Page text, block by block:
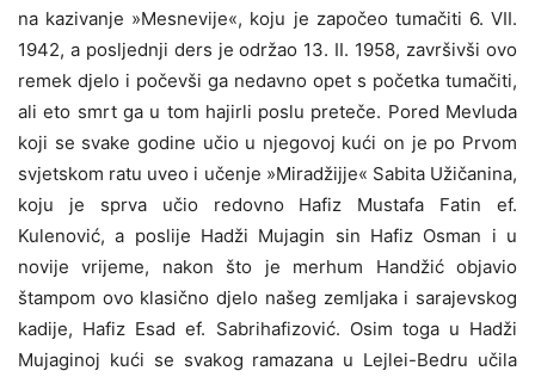
na kazivanje »Mesnevije«, koju je započeo tumačiti 6. VII.
1942, a posljednji ders je održao 13. II. 1958, završivši ovo
remek djelo i počevši ga nedavno opet s početka tumačiti,
ali eto smrt ga u tom hajirli poslu preteče. Pored Mevluda
koji se svake godine učio u njegovoj kući on je po Prvom
svjetskom ratu uveo i učenje »Miradžijje« Sabita Užičanina,
koju je sprva učio redovno Hafiz Mustafa Fatin ef.
Kulenović, a poslije Hadži Mujagin sin Hafiz Osman i u
novije vrijeme, nakon što je merhum Handžić objavio
štampom ovo klasično djelo našeg zemljaka i sarajevskog
kadije, Hafiz Esad ef. Sabrihafizović. Osim toga u Hadži
Mujaginoj kući se svakog ramazana u Lejlei-Bedru učila